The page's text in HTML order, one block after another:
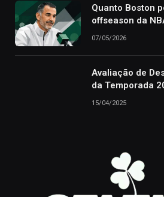
Quanto Boston
offseason da
07/05/2026
Avaliação de
da Temporada
15/04/2025